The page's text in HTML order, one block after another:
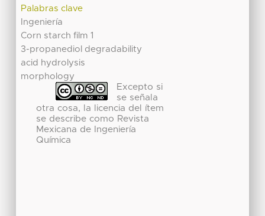
Palabras clave
Ingeniería
Corn starch film 1
3-propanediol degradability
acid hydrolysis
morphology
Excepto si
se señala
otra cosa, la licencia del ítem
se describe como Revista
Mexicana de Ingeniería
Química